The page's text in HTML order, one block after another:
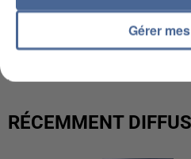
LES DONNÉES DE 300
INTERMARCHÉ APRÈS
RÉCEMMENT
Gérer